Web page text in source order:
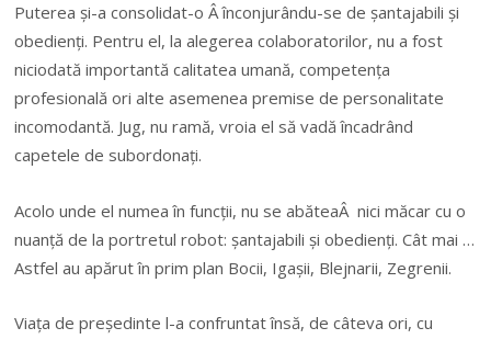
Puterea și-a consolidat-o Â înconjurându-se de șantajabili și
obedienți. Pentru el, la alegerea colaboratorilor, nu a fost
niciodată importantă calitatea umană, competența
profesională ori alte asemenea premise de personalitate
incomodantă. Jug, nu ramă, vroia el să vadă încadrând
capetele de subordonați.
Acolo unde el numea în funcții, nu se abăteaÂ nici măcar cu o
nuanță de la portretul robot: șantajabili și obedienți. Cât mai …
Astfel au apărut în prim plan Bocii, Igașii, Blejnarii, Zegrenii.
Viața de președinte l-a confruntat însă, de câteva ori, cu